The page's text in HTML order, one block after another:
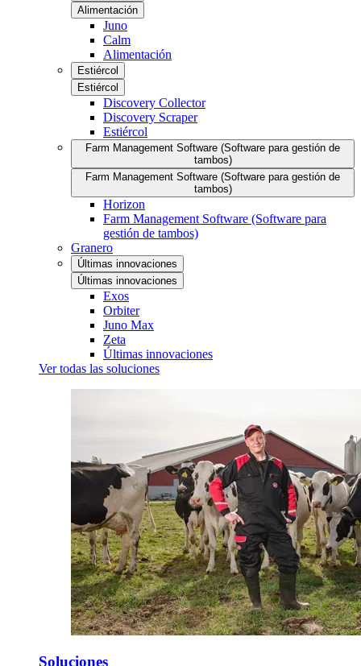
Alimentación
Juno
Calm
Alimentación
Estiércol
Estiércol
Discovery Collector
Discovery Scraper
Estiércol
Farm Management Software (Software para gestión de
tambos)
Farm Management Software (Software para gestión de
tambos)
Horizon
Farm Management Software (Software para
gestión de tambos)
Granero
Últimas innovaciones
Últimas innovaciones
Exos
Orbiter
Juno Max
Zeta
Últimas innovaciones
Ver todas las soluciones
Soluciones